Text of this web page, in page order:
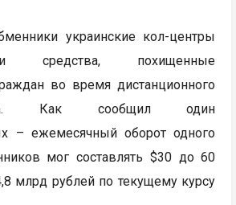
украинские кол-центры
средства, похищенные
во время дистанционного
Как сообщил один
– ежемесячный оборот одного
мог составлять $30 до 60
млрд рублей по текущему курсу